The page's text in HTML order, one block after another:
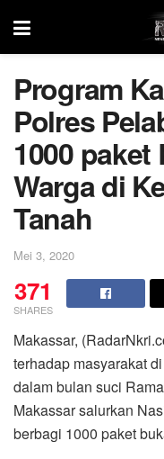
Program
Polres
1000 paket
Warga di
Tanah
Mei 3, 2020
371
SHARES
Makassar,
terhadap masyarakat
dalam bulan suci
Makassar salurkan
berbagi 1000 paket